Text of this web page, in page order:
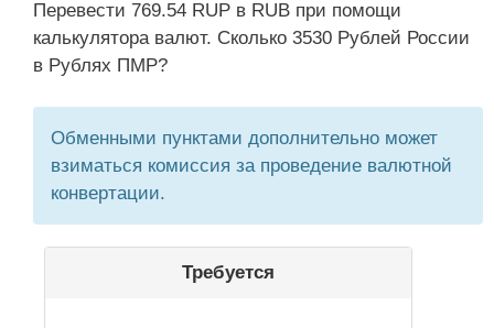
Перевести 769.54 RUP в RUB при помощи
калькулятора валют. Сколько 3530 Рублей России
в Рублях ПМР?
Обменными пунктами дополнительно может
взиматься комиссия за проведение валютной
конвертации.
Требуется